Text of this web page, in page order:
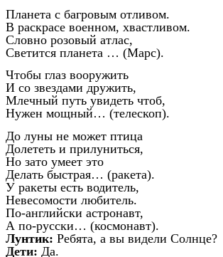
Планета с багровым отливом.
В раскрасе военном, хвастливом.
Словно розовый атлас,
Светится планета … (Марс).
Чтобы глаз вооружить
И со звездами дружить,
Млечный путь увидеть чтоб,
Нужен мощный… (телескоп).
До луны не может птица
Долететь и прилуниться,
Но зато умеет это
Делать быстрая… (ракета).
У ракеты есть водитель,
Невесомости любитель.
По-английски астронавт,
А по-русски… (космонавт).
Лунтик: Ребята, а вы видели Солнце?
Дети: Да.